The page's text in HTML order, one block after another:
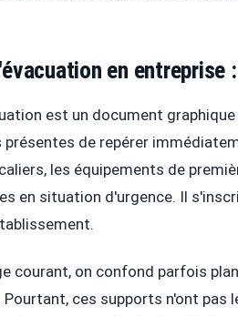
en
est un document
présentes de repérer
les équipements de
en situation d'urgence. Il
courant, on confond parfois
ces supports n'ont pas